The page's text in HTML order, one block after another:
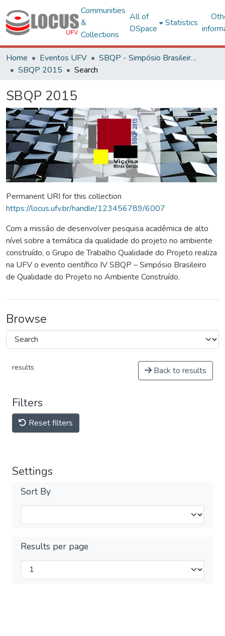
Communities
&
Collections
All of
DSpace
Statistics
Home Eventos UFV
SBQP - Simpósio Brasileiro de Qualidade do Projeto no Ambiente Construído
SBQP 2015
Search
SBQP 2015
Permanent URI for this collection
https://locus.ufv.br/handle/123456789/6007
Com a missão de desenvolver pesquisa acadêmica de alto
nível sobre a temática da qualidade do projeto no ambiente
construído, o Grupo de Trabalho Qualidade do Projeto realiza
na UFV o evento científico IV SBQP – Simpósio Brasileiro
de Qualidade do Projeto no Ambiente Construído.
Browse
results Back to results
Filters
Reset filters
Settings
Sort By
Results per page